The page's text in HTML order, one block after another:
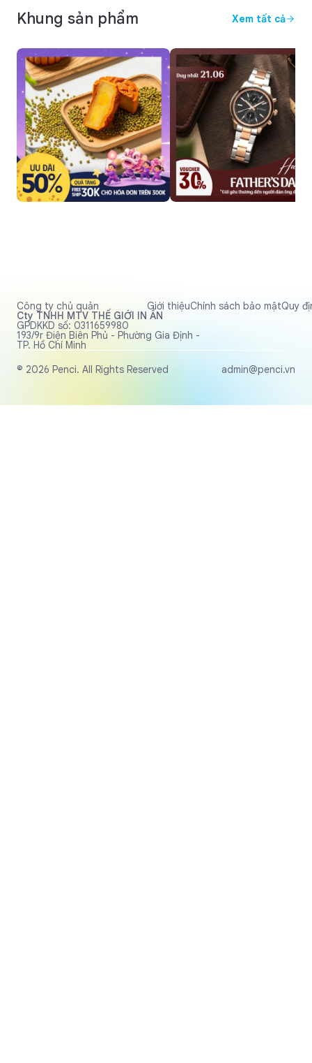
Khung sản phẩm Xem tất cả
Công ty chủ quản
Cty TNHH MTV THẾ GIỚI IN ẤN
GPDKKD số: 0311659980
193/9r Điện Biên Phủ - Phường Gia Định -
TP. Hồ Chí Minh
Giới thiệuChính sách bảo mậtQuy
© 2026 Penci. All Rights Reserved admin@penci.vn